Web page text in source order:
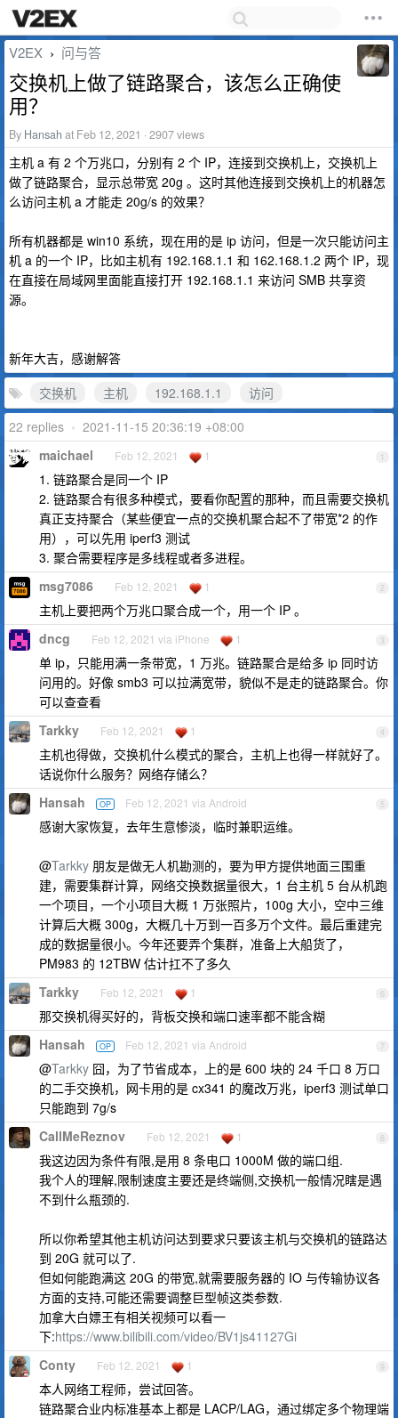
V2EX › 问与答
交换机上做了链路聚合，该怎么正确使
用？
By Hansah at Feb 12, 2021 · 2907 views
主机 a 有 2 个万兆口，分别有 2 个 IP，连接到交换机上，交换机上
做了链路聚合，显示总带宽 20g 。这时其他连接到交换机上的机器怎
么访问主机 a 才能走 20g/s 的效果？
所有机器都是 win10 系统，现在用的是 ip 访问，但是一次只能访问主
机 a 的一个 IP，比如主机有 192.168.1.1 和 162.168.1.2 两个 IP，现
在直接在局域网里面能直接打开 192.168.1.1 来访问 SMB 共享资
源。
新年大吉，感谢解答
交换机
主机 192.168.1.1
访问
22 replies • 2021-11-15 20:36:19 +08:00
1
maichael Feb 12, 2021 1
1. 链路聚合是同一个 IP
2. 链路聚合有很多种模式，要看你配置的那种，而且需要交换机
真正支持聚合（某些便宜一点的交换机聚合起不了带宽*2 的作
用），可以先用 iperf3 测试
3. 聚合需要程序是多线程或者多进程。
2
msg7086 Feb 12, 2021 1
主机上要把两个万兆口聚合成一个，用一个 IP 。
3
dncg Feb 12, 2021 via iPhone 1
单 ip，只能用满一条带宽，1 万兆。链路聚合是给多 ip 同时访
问用的。好像 smb3 可以拉满宽带，貌似不是走的链路聚合。你
可以查查看
4
Tarkky Feb 12, 2021 1
主机也得做，交换机什么模式的聚合，主机上也得一样就好了。
话说你什么服务？网络存储么？
5
Hansah OP Feb 12, 2021 via Android
感谢大家恢复，去年生意惨淡，临时兼职运维。
@Tarkky 朋友是做无人机勘测的，要为甲方提供地面三围重
建，需要集群计算，网络交换数据量很大，1 台主机 5 台从机跑
一个项目，一个小项目大概 1 万张照片，100g 大小，空中三维
计算后大概 300g，大概几十万到一百多万个文件。最后重建完
成的数据量很小。今年还要弄个集群，准备上大船货了，
PM983 的 12TBW 估计扛不了多久
6
Tarkky Feb 12, 2021 1
那交换机得买好的，背板交换和端口速率都不能含糊
7
Hansah OP Feb 12, 2021 via Android
@Tarkky 囧，为了节省成本，上的是 600 块的 24 千口 8 万口
的二手交换机，网卡用的是 cx341 的魔改万兆，iperf3 测试单口
只能跑到 7g/s
8
CallMeReznov Feb 12, 2021 1
我这边因为条件有限,是用 8 条电口 1000M 做的端口组.
我个人的理解,限制速度主要还是终端侧,交换机一般情况瞎是遇
不到什么瓶颈的.
所以你希望其他主机访问达到要求只要该主机与交换机的链路达
到 20G 就可以了.
但如何能跑满这 20G 的带宽,就需要服务器的 IO 与传输协议各
方面的支持,可能还需要调整巨型帧这类参数.
加拿大白嫖王有相关视频可以看一
下:https://www.bilibili.com/video/BV1js41127Gi
9
Conty Feb 12, 2021 1
本人网络工程师，尝试回答。
链路聚合业内标准基本上都是 LACP/LAG，通过绑定多个物理端